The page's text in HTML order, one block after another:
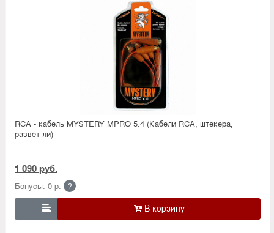
RCA - кабель MYSTERY MPRO 5.4 (Кабели RCA, штекера,
развет-ли)
1 090 руб.
Бонусы: 0 р. ?
